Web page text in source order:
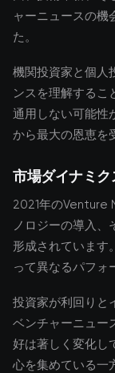
ャーニュースの機
た。
機関投資家と個人
ンスを理解するこ
通用しない可能性
から最大の恩恵を
市場ダイナミ
2021年のVenture
ノロジーの導入、
形成されています
って異なるパフォ
投資家が利回りと
ベンチャーニュー
好は著しく変化し
心を集めている一